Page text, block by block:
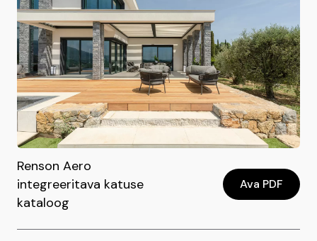
Renson Aero
integreeritava katuse
kataloog
Ava PDF